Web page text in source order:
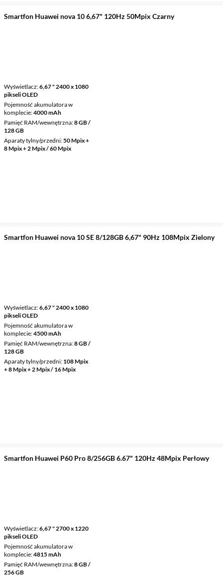
Smartfon Huawei nova 10 6,67" 120Hz 50Mpix Czarny
Wyświetlacz 6,67 " 2400 x 1080
pikseli OLED
Pojemność akumulatora w
komplecie 4000 mAh
Pamięć RAM/wewnętrzna 8 GB /
128 GB
Aparaty tylny/przedni 50 Mpix +
8 Mpix + 2 Mpix / 60 Mpix
Smartfon Huawei nova 10 SE 8/128GB 6,67" 90Hz 108Mpix Zielony
Wyświetlacz 6,67 " 2400 x 1080
pikseli OLED
Pojemność akumulatora w
komplecie 4500 mAh
Pamięć RAM/wewnętrzna 8 GB /
128 GB
Aparaty tylny/przedni 108 Mpix
+ 8 Mpix + 2 Mpix / 16 Mpix
Smartfon Huawei P60 Pro 8/256GB 6.67" 120Hz 48Mpix Perłowy
Wyświetlacz 6,67 " 2700 x 1220
pikseli OLED
Pojemność akumulatora w
komplecie 4815 mAh
Pamięć RAM/wewnętrzna 8 GB /
256 GB